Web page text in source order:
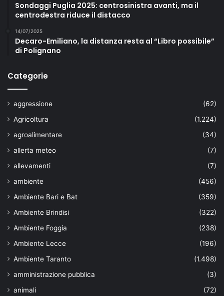
Sondaggi Puglia 2025: centrosinistra avanti, ma il
centrodestra riduce il distacco
14/07/2025
Decaro-Emiliano, la distanza resta al “Libro possibile”
di Polignano
Categorie
aggressione
(62)
Agricoltura
(1.224)
agroalimentare
(34)
allerta meteo
(7)
allevamenti
(7)
ambiente
(456)
Ambiente Bari e Bat
(359)
Ambiente Brindisi
(322)
Ambiente Foggia
(238)
Ambiente Lecce
(196)
Ambiente Taranto
(1.498)
amministrazione pubblica
(3)
animali
(72)